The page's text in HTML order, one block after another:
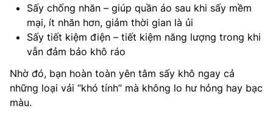
Sấy chống nhăn – giúp quần áo sau khi sấy mềm
mại, ít nhăn hơn, giảm thời gian là ủi
Sấy tiết kiệm điện – tiết kiệm năng lượng trong khi
vẫn đảm bảo khô ráo
Nhờ đó, bạn hoàn toàn yên tâm sấy khô ngay cả
những loại vải “khó tính” mà không lo hư hỏng hay bạc
màu.